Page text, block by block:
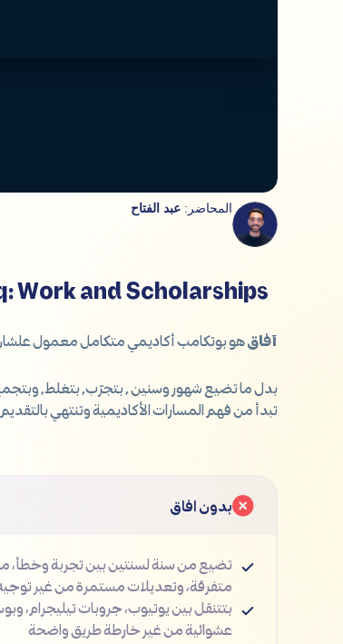
المحاضر: عبد الفتاح
Work and Scholarships
آفاقهو بوتكامب أكاديمي متكامل معمول
بدل ما تضيع شهور وسنين , بتجرّب, بتغلط,
تبدأ من فهم المسارات الأكاديمية وتنتهي
بدون افاق
تضيع من سنة لسنتين بين تجربة وخطأ،
متفرقة، وتعديلات مستمرة من غير
بتتنقل بين يوتيوب، جروبات تيليجرام،
عشوائية من غير خارطة طريق واضحة